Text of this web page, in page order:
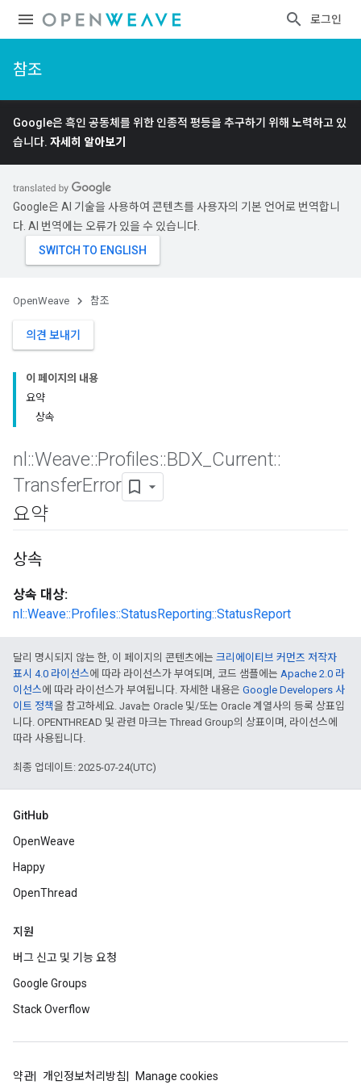
로그인
참조
Google은 흑인 공동체를 위한 인종적 평등을 추구하기 위해 노력하고 있
습니다. 자세히 알아보기
Google은 AI 기술을 사용하여 콘텐츠를 사용자의 기본 언어로 번역합니
다. AI 번역에는 오류가 있을 수 있습니다.
OpenWeave 참조
의견 보내기
이 페이지의 내용
요약
상속
nl ::Weave::Profiles::BDX Current::
TransferError
요약
상속
상속 대상:
nl::Weave::Profiles::StatusReporting::StatusReport
달리 명시되지 않는 한, 이 페이지의 콘텐츠에는 크리에이티브 커먼즈 저작자
표시 4.0 라이선스에 따라 라이선스가 부여되며, 코드 샘플에는 Apache 2.0 라
이선스에 따라 라이선스가 부여됩니다. 자세한 내용은 Google Developers 사
이트 정책을 참고하세요. Java는 Oracle 및/또는 Oracle 계열사의 등록 상표입
니다. OPENTHREAD 및 관련 마크는 Thread Group의 상표이며, 라이선스에
따라 사용됩니다.
최종 업데이트: 2025-07-24(UTC)
GitHub
OpenWeave
Happy
OpenThread
지원
버그 신고 및 기능 요청
Google Groups
Stack Overflow
약관 개인정보처리방침 Manage cookies